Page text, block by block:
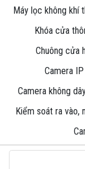
Máy lọc không khí
Khóa cửa
Chuông cửa
Camera
Camera không
Kiểm soát ra vào,